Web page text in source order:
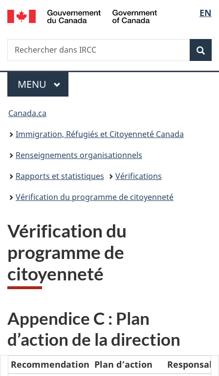
Passer
au
Passer
à
du
Passer
à
simplifiée
de
la
EN
Recherche
Rechercher
dans
Menu
MENU PRINCIPAL
Vous
êtes
ici :
Canada.ca
Immigration, Réfugiés et Citoyenneté Canada
Renseignements organisationnels
Rapports et statistiques
Vérifications
Vérification du programme de citoyenneté
Vérification du
programme de
citoyenneté
Appendice C : Plan
d’action de la direction
Recommendation Plan d’action